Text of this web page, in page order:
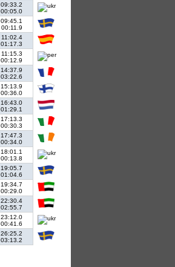
09:33.2
00:05.0
09:45.1
00:11.9
11:02.4
01:17.3
11:15.3
00:12.9
14:37.9
03:22.6
15:13.9
00:36.0
16:43.0
01:29.1
17:13.3
00:30.3
17:47.3
00:34.0
18:01.1
00:13.8
19:05.7
01:04.6
19:34.7
00:29.0
22:30.4
02:55.7
23:12.0
00:41.6
26:25.2
03:13.2